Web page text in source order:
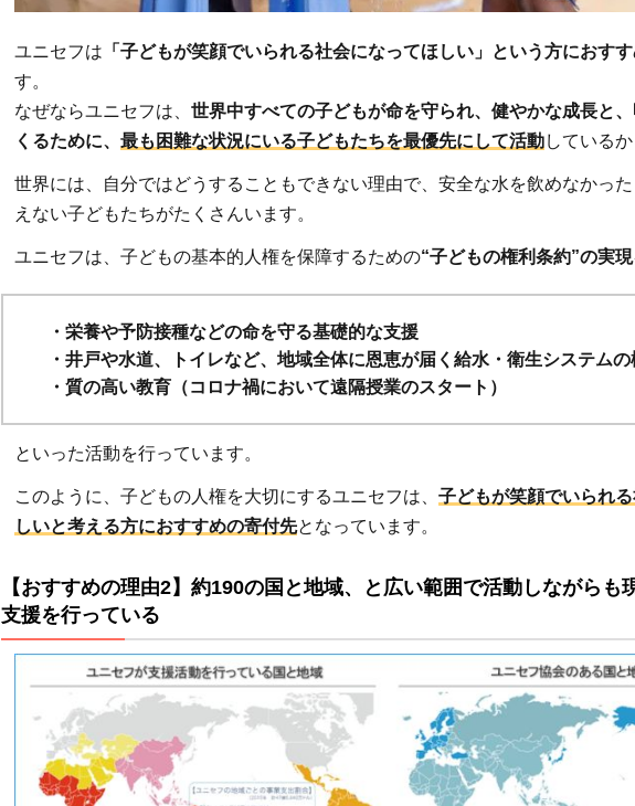
すす
めの
190
の国
と地
と広
い範
囲で
活動
しな
も現
根付
いた
を行
って
いる
1.3
【お
すす
めの
理由
ユニセフは 「子どもが笑顔でいられる社会になってほしい」という方におす
す。
なぜならユニセフは、 世界中すべての子どもが命を守られ、健やかな成長と
くるために、 最も困難な状況にいる子どもたちを最優先にして活動しているか
世界には、自分ではどうすることもできない理由で、安全な水を飲めなかっ
えない子どもたちがたくさんいます。
ユニセフは、子どもの基本的人権を保障するための“子どもの権利条約”の実
・栄養や予防接種などの命を守る基礎的な支援
・井戸や水道、トイレなど、地域全体に恩恵が届く給水・衛生システムの
・質の高い教育（コロナ禍において遠隔授業のスタート）
といった活動を行っています。
このように、子どもの人権を大切にするユニセフは、 子どもが笑顔でいられ
しいと考える方におすすめの寄付先となっています。
【おすすめの理由2】約190の国と地域、と広い範囲で活動しながらも
支援を行っている